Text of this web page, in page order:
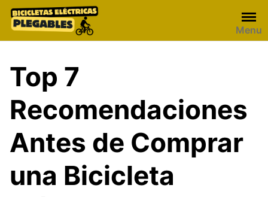
Skip
Menu
Top 7
Recomendaciones
Antes de Comprar
una Bicicleta